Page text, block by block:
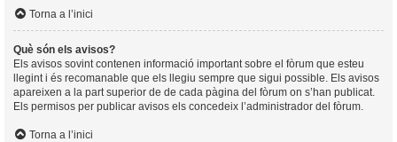
Torna a l’inici
Què són els avisos?
Els avisos sovint contenen informació important sobre el fòrum que esteu
llegint i és recomanable que els llegiu sempre que sigui possible. Els avisos
apareixen a la part superior de de cada pàgina del fòrum on s’han publicat.
Els permisos per publicar avisos els concedeix l’administrador del fòrum.
Torna a l’inici